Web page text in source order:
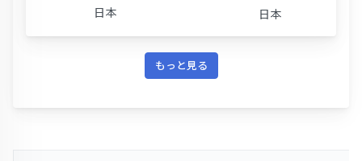
日本 日本
もっと見る